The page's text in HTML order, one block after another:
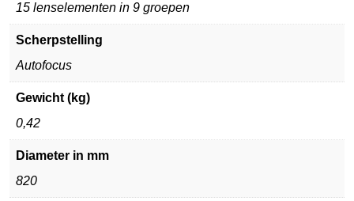
15 lenselementen in 9 groepen
Scherpstelling
Autofocus
Gewicht (kg)
0,42
Diameter in mm
820